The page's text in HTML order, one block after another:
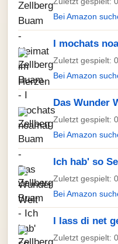
Bei Amazon
I mochats
Zuletzt gespielt:
Bei Amazon
Das Wunder
Zuletzt gespielt:
Bei Amazon
Ich hab' so
Zuletzt gespielt:
Bei Amazon
I lass di net
Zuletzt gespielt: